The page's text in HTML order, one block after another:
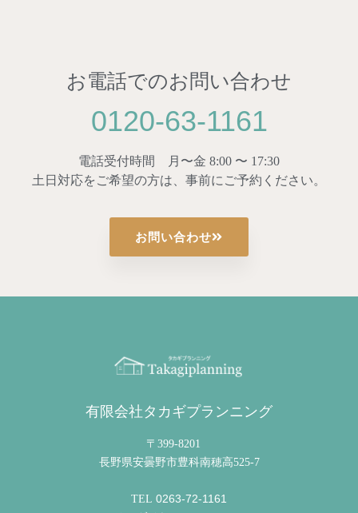
お電話でのお問い合わせ
0120-63-1161
電話受付時間 月〜金 8:00 〜 17:30
土日対応をご希望の方は、事前にご予約ください。
お問い合わせ
有限会社タカギプランニング
〒399-8201
長野県安曇野市豊科南穂高525-7
TEL 0263-72-1161